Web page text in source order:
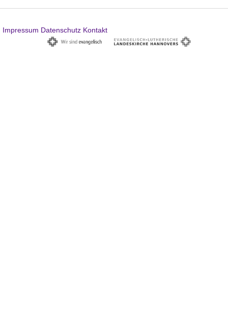
Impressum Datenschutz Kontakt